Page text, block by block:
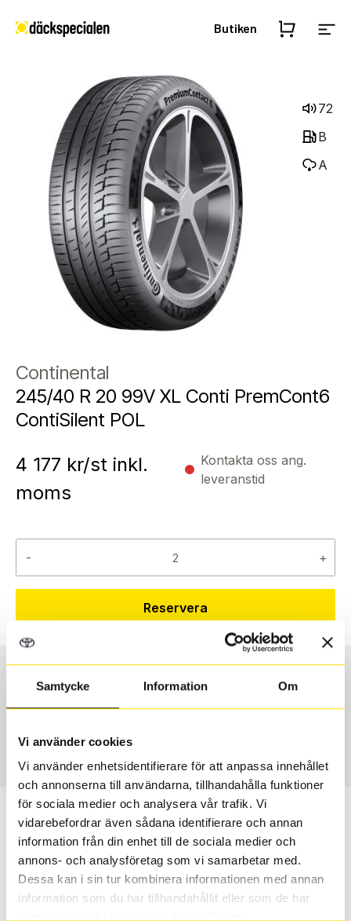
Samtycke Information Om
Vi använder cookies
Vi använder enhetsidentifierare för att anpassa innehållet
och annonserna till användarna, tillhandahålla funktioner
för sociala medier och analysera vår trafik. Vi
vidarebefordrar även sådana identifierare och annan
information från din enhet till de sociala medier och
annons- och analysföretag som vi samarbetar med.
Dessa kan i sin tur kombinera informationen med annan
information som du har tillhandahållit eller som de har
Butiken
72
B
A
Continental
245/40 R 20 99V XL Conti PremCont6
ContiSilent POL
4 177 kr/st inkl.
moms
Kontakta oss ang.
leveranstid
- +
Reservera
Däcktyp
Sommar
Däckstorlek
245/40 R 20 99V
2955
Passar detta däck min bil?
Ange registreringsnummer för att se om det däck du
valt passar din bilmodell. Om du köper däck som skall
sättas på dina befintliga fälgar, se till att kolla en extra